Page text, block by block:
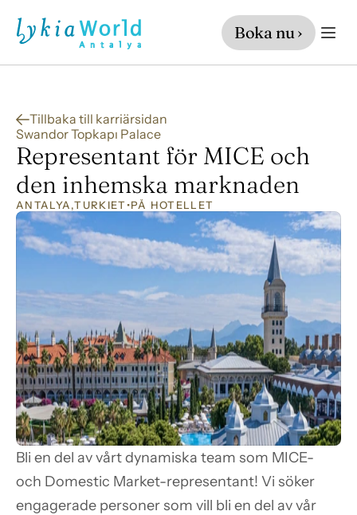
Tillbaka till karriärsidan
Swandor Topkapı Palace
Representant för MICE och
den inhemska marknaden
ANTALYA,TURKIET •PÅ HOTELLET
Bli en del av vårt dynamiska team som MICE-
och Domestic Market-representant! Vi söker
engagerade personer som vill bli en del av vår
Boka nu ›